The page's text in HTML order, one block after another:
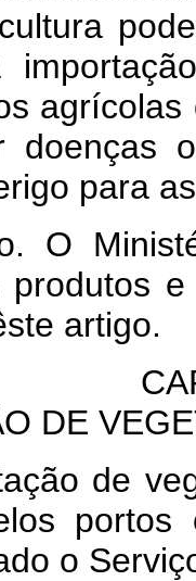
doenças
para
O
artigo.
DE
de
o